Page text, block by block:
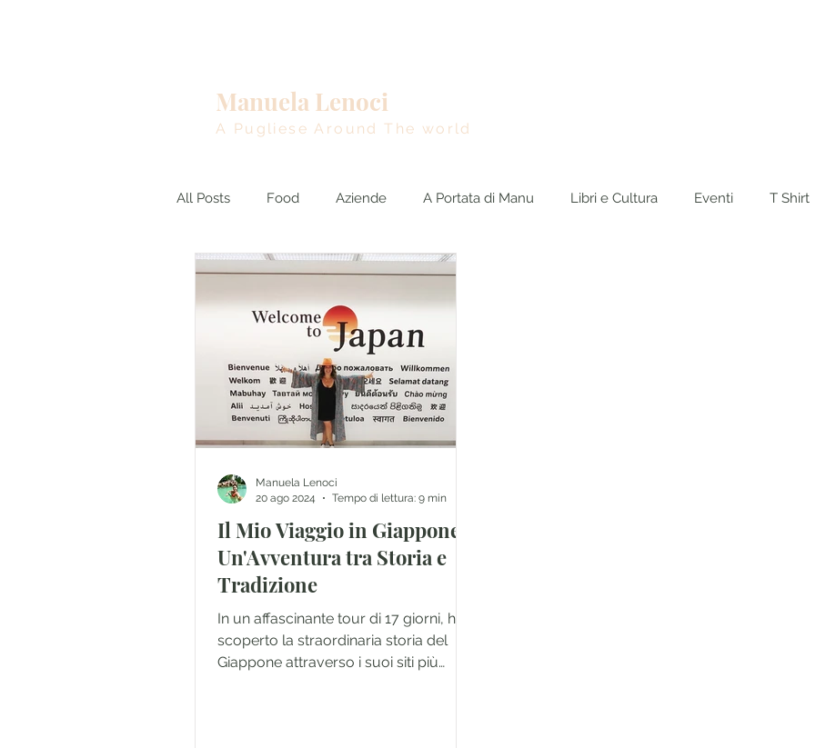
Manuela Lenoci
A Pugliese Around The world
All Posts Food Aziende A Portata di Manu Libri e Cultura Eventi T Shirt
BreakingNews euro
Il Mio Viaggio in Giappone:
Un'Avventura tra Storia e
Tradizione
In un affascinante tour di 17 giorni, ho
scoperto la straordinaria storia del
Giappone attraverso i suoi siti più
Manuela Lenoci
20 ago 2024
Tempo di lettura: 9 min